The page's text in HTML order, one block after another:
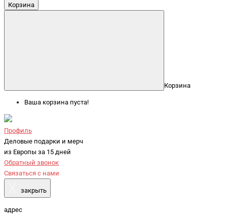
Корзина
Корзина
Ваша корзина пуста!
Профиль
Деловые подарки и мерч
из Европы за 15 дней
Обратный звонок
Связаться с нами
закрыть
адрес